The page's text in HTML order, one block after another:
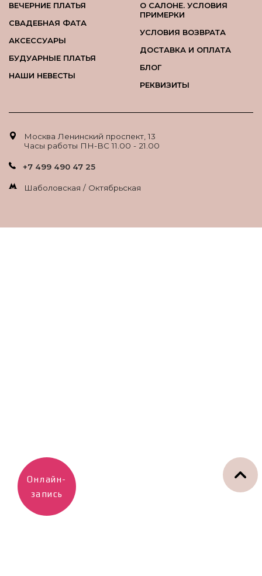
ВЕЧЕРНИЕ ПЛАТЬЯ
СВАДЕБНАЯ ФАТА
АКСЕССУАРЫ
БУДУАРНЫЕ ПЛАТЬЯ
НАШИ НЕВЕСТЫ
О САЛОНЕ. УСЛОВИЯ
ПРИМЕРКИ
УСЛОВИЯ ВОЗВРАТА
ДОСТАВКА И ОПЛАТА
БЛОГ
РЕКВИЗИТЫ
Москва Ленинский проспект, 13
Часы работы ПН-ВС 11.00 - 21.00
+7 499 490 47 25
Шаболовская / Октябрьская
Онлайн-
запись